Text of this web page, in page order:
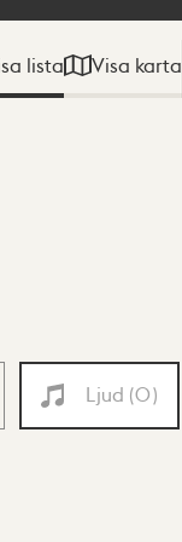
lista Visa karta
Ljud (0)